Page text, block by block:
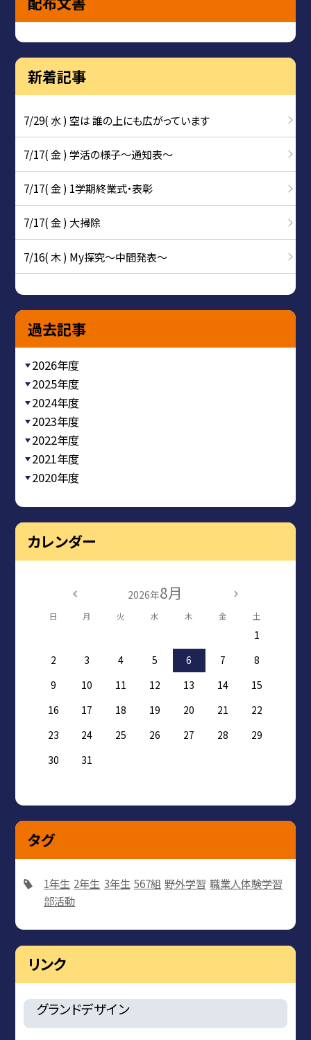
新着記事
7/29( 水 ) 空は 誰の上にも広がっています
7/17( 金 ) 学活の様子〜通知表〜
7/17( 金 ) 1学期終業式・表彰
7/17( 金 ) 大掃除
7/16( 木 ) My探究～中間発表～
過去記事
2026年度
2025年度
2024年度
2023年度
2022年度
2021年度
2020年度
カレンダー
2026年8月
日 月 火 水 木 金 土
1
2
3 4 5 6 7
8
9
10 11 12 13 14
15
16
17 18 19 20 21
22
23
24 25 26 27 28
29
30
31
タグ
1年生 2年生 3年生 567組 野外学習 職業人体験学習
部活動
リンク
グランドデザイン